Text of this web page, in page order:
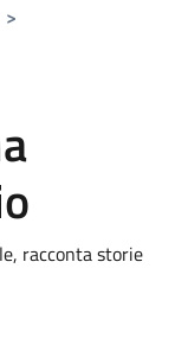
>
racconta storie